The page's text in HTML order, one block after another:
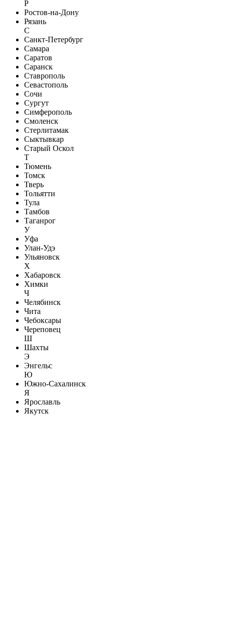
Р
Ростов-на-Дону
Рязань
С
Санкт-Петербург
Самара
Саратов
Саранск
Ставрополь
Севастополь
Сочи
Сургут
Симферополь
Смоленск
Стерлитамак
Сыктывкар
Старый Оскол
Т
Тюмень
Томск
Тверь
Тольятти
Тула
Тамбов
Таганрог
У
Уфа
Улан-Удэ
Ульяновск
Х
Хабаровск
Химки
Ч
Челябинск
Чита
Чебоксары
Череповец
Ш
Шахты
Э
Энгельс
Ю
Южно-Сахалинск
Я
Ярославль
Якутск